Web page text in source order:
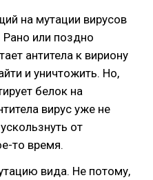
на мутации вирусов
Рано или поздно
антитела к вириону
и уничтожить. Но,
белок на
вирус уже не
от
то время.
вида. Не потому,